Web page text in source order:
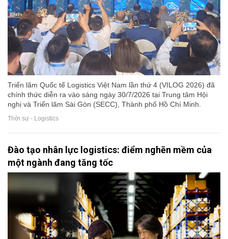
Triển lãm Quốc tế Logistics Việt Nam lần thứ 4 (VILOG 2026) đã
chính thức diễn ra vào sáng ngày 30/7/2026 tại Trung tâm Hội
nghị và Triển lãm Sài Gòn (SECC), Thành phố Hồ Chí Minh.
Thời sự - Logistics
Đào tạo nhân lực logistics: điểm nghẽn mềm của
một ngành đang tăng tốc